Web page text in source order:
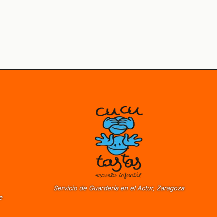
Servicio de Guardería en el Actur, Zaragoza